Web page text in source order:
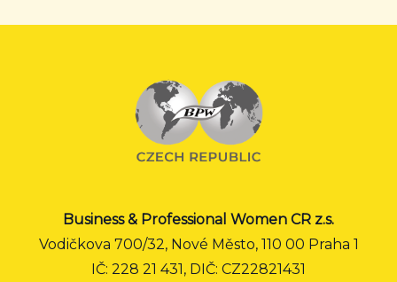
Business & Professional Women CR z.s.
Vodičkova 700/32, Nové Město, 110 00 Praha 1
IČ: 228 21 431, DIČ: CZ22821431